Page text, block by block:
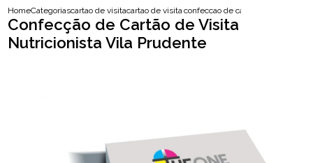
HomeCategoriascartao de visitacartao de visita fisioterapiaconfeccao de cartao de visita
Confecção de Cartão de Visita
Nutricionista Vila Prudente